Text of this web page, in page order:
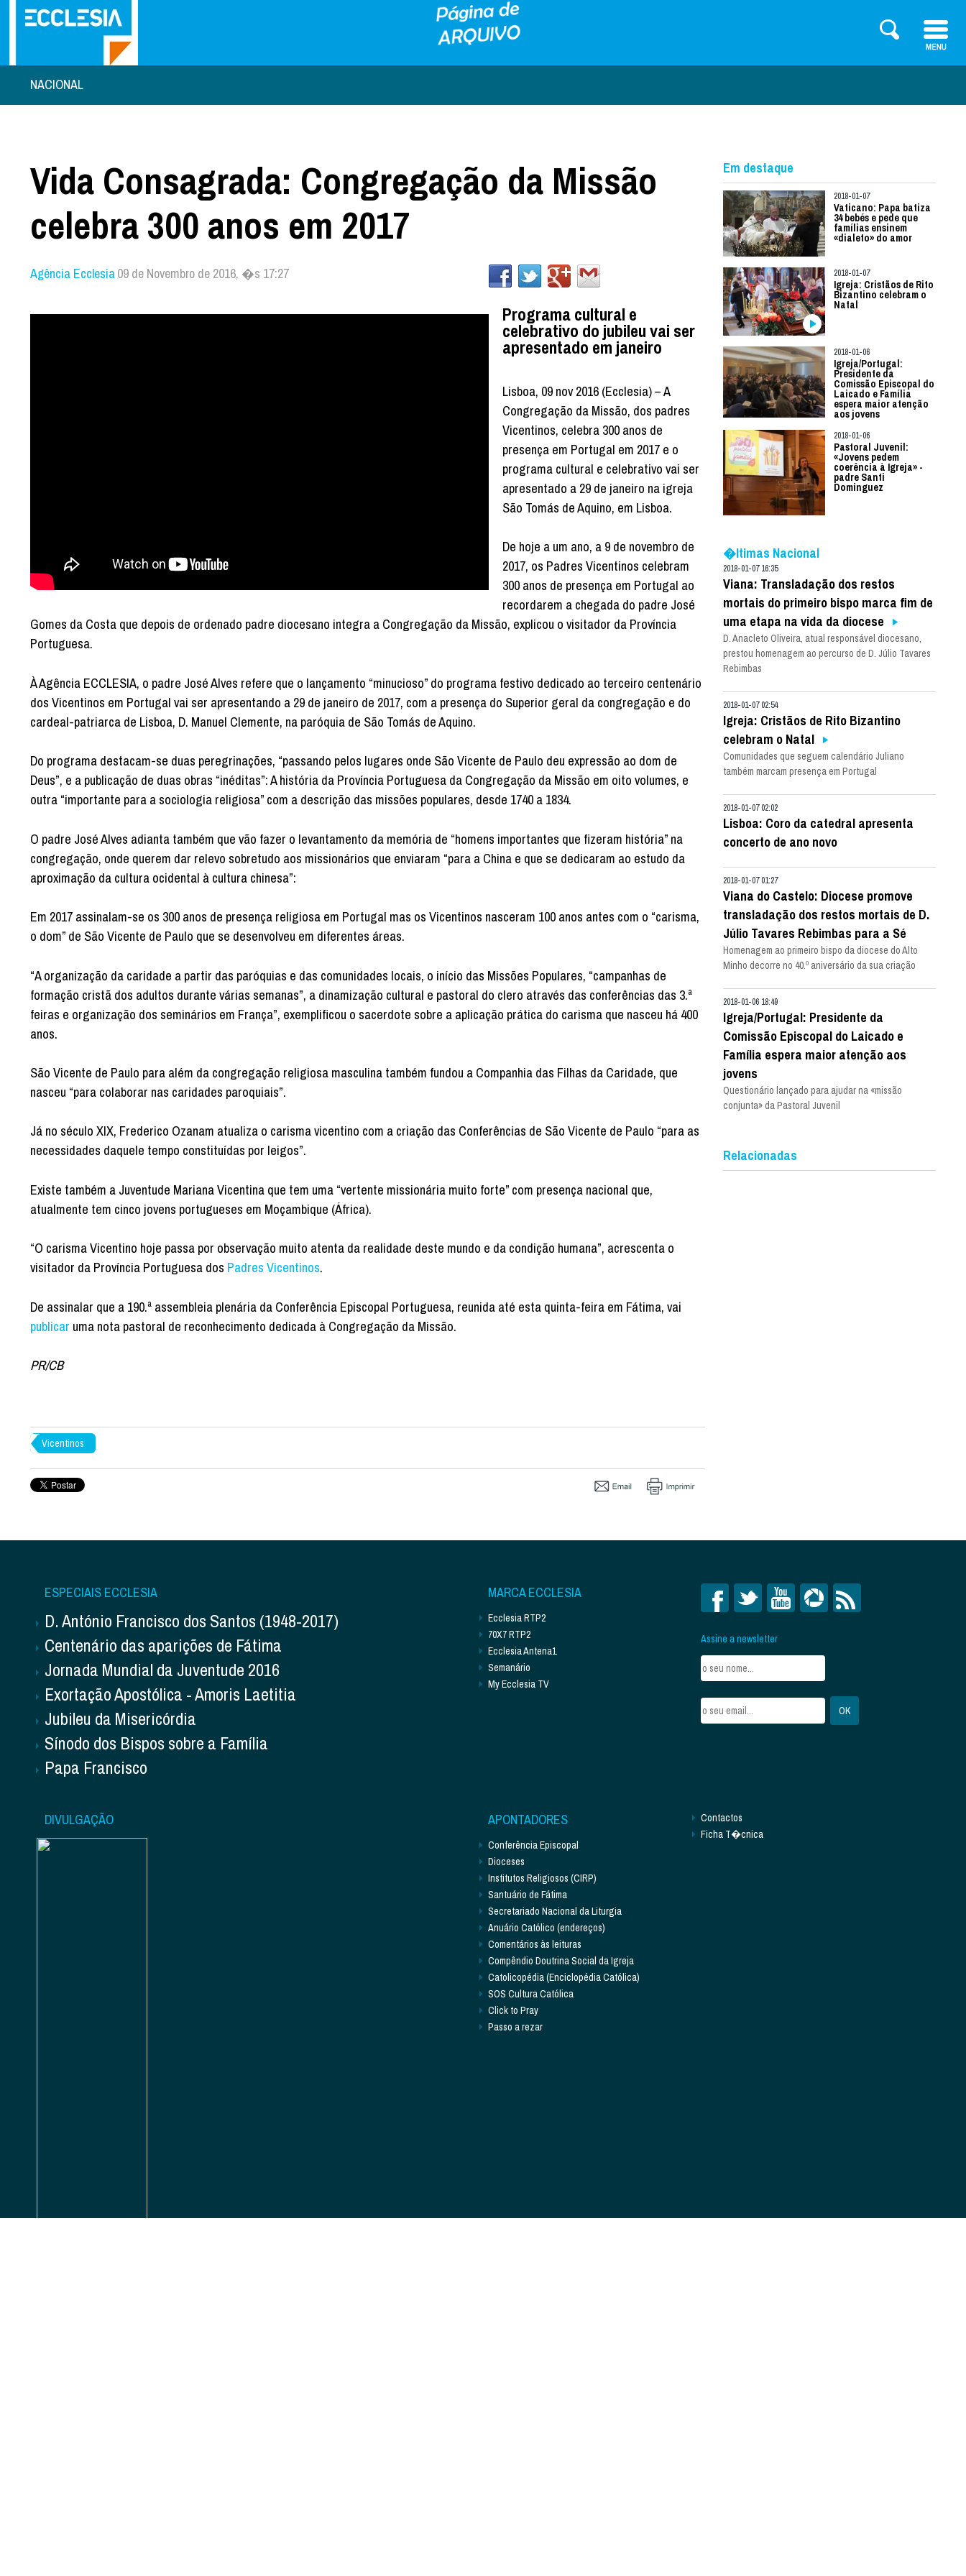
NACIONAL
Vida Consagrada: Congregação da Missão
celebra 300 anos em 2017
Agência Ecclesia09 de Novembro de 2016, �s 17:27
Programa cultural e
celebrativo do jubileu vai ser
apresentado em janeiro
Lisboa, 09 nov 2016 (Ecclesia) – A
Congregação da Missão, dos padres
Vicentinos, celebra 300 anos de
presença em Portugal em 2017 e o
programa cultural e celebrativo vai ser
apresentado a 29 de janeiro na igreja
São Tomás de Aquino, em Lisboa.
De hoje a um ano, a 9 de novembro de
2017, os Padres Vicentinos celebram
300 anos de presença em Portugal ao
recordarem a chegada do padre José
Gomes da Costa que depois de ordenado padre diocesano integra a Congregação da Missão, explicou o visitador da Província
Portuguesa.
À Agência ECCLESIA, o padre José Alves refere que o lançamento “minucioso” do programa festivo dedicado ao terceiro centenário
dos Vicentinos em Portugal vai ser apresentando a 29 de janeiro de 2017, com a presença do Superior geral da congregação e do
cardeal-patriarca de Lisboa, D. Manuel Clemente, na paróquia de São Tomás de Aquino.
Do programa destacam-se duas peregrinações, “passando pelos lugares onde São Vicente de Paulo deu expressão ao dom de
Deus”, e a publicação de duas obras “inéditas”: A história da Província Portuguesa da Congregação da Missão em oito volumes, e
outra “importante para a sociologia religiosa” com a descrição das missões populares, desde 1740 a 1834.
O padre José Alves adianta também que vão fazer o levantamento da memória de “homens importantes que fizeram história” na
congregação, onde querem dar relevo sobretudo aos missionários que enviaram “para a China e que se dedicaram ao estudo da
aproximação da cultura ocidental à cultura chinesa”:
Em 2017 assinalam-se os 300 anos de presença religiosa em Portugal mas os Vicentinos nasceram 100 anos antes com o “carisma,
o dom” de São Vicente de Paulo que se desenvolveu em diferentes áreas.
“A organização da caridade a partir das paróquias e das comunidades locais, o início das Missões Populares, “campanhas de
formação cristã dos adultos durante várias semanas”, a dinamização cultural e pastoral do clero através das conferências das 3.ª
feiras e organização dos seminários em França”, exemplificou o sacerdote sobre a aplicação prática do carisma que nasceu há 400
anos.
São Vicente de Paulo para além da congregação religiosa masculina também fundou a Companhia das Filhas da Caridade, que
nasceu “para colaborar nas caridades paroquiais”.
Já no século XIX, Frederico Ozanam atualiza o carisma vicentino com a criação das Conferências de São Vicente de Paulo “para as
necessidades daquele tempo constituídas por leigos”.
Existe também a Juventude Mariana Vicentina que tem uma “vertente missionária muito forte” com presença nacional que,
atualmente tem cinco jovens portugueses em Moçambique (África).
“O carisma Vicentino hoje passa por observação muito atenta da realidade deste mundo e da condição humana”, acrescenta o
visitador da Província Portuguesa dos Padres Vicentinos.
De assinalar que a 190.ª assembleia plenária da Conferência Episcopal Portuguesa, reunida até esta quinta-feira em Fátima, vai
publicar uma nota pastoral de reconhecimento dedicada à Congregação da Missão.
PR/CB
Vicentinos
Em destaque
2018-01-07
Vaticano: Papa batiza
34 bebés e pede que
famílias ensinem
«dialeto» do amor
2018-01-07
Igreja: Cristãos de Rito
Bizantino celebram o
Natal
2018-01-06
Igreja/Portugal:
Presidente da
Comissão Episcopal do
Laicado e Família
espera maior atenção
aos jovens
2018-01-06
Pastoral Juvenil:
«Jovens pedem
coerência à Igreja» -
padre Santi
Dominguez
�ltimas Nacional
2018-01-07 16:35
Viana: Transladação dos restos
mortais do primeiro bispo marca fim de
uma etapa na vida da diocese
D. Anacleto Oliveira, atual responsável diocesano,
prestou homenagem ao percurso de D. Júlio Tavares
Rebimbas
2018-01-07 02:54
Igreja: Cristãos de Rito Bizantino
celebram o Natal
Comunidades que seguem calendário Juliano
também marcam presença em Portugal
2018-01-07 02:02
Lisboa: Coro da catedral apresenta
concerto de ano novo
2018-01-07 01:27
Viana do Castelo: Diocese promove
transladação dos restos mortais de D.
Júlio Tavares Rebimbas para a Sé
Homenagem ao primeiro bispo da diocese do Alto
Minho decorre no 40.º aniversário da sua criação
2018-01-06 18:49
Igreja/Portugal: Presidente da
Comissão Episcopal do Laicado e
Família espera maior atenção aos
jovens
Questionário lançado para ajudar na «missão
conjunta» da Pastoral Juvenil
Relacionadas
ESPECIAIS ECCLESIA
D. António Francisco dos Santos (1948-2017)
Centenário das aparições de Fátima
Jornada Mundial da Juventude 2016
Exortação Apostólica - Amoris Laetitia
Jubileu da Misericórdia
Sínodo dos Bispos sobre a Família
Papa Francisco
MARCA ECCLESIA
Ecclesia RTP2
70X7 RTP2
Ecclesia Antena1
Semanário
My Ecclesia TV
Assine a newsletter
DIVULGAÇÃO APONTADORES
Conferência Episcopal
Dioceses
Institutos Religiosos (CIRP)
Santuário de Fátima
Secretariado Nacional da Liturgia
Anuário Católico (endereços)
Comentários às leituras
Compêndio Doutrina Social da Igreja
Catolicopédia (Enciclopédia Católica)
SOS Cultura Católica
Click to Pray
Passo a rezar
Contactos
Ficha T�cnica